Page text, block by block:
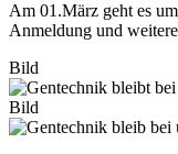
Am 01.März geht es
Anmeldung und
Bild
Bild